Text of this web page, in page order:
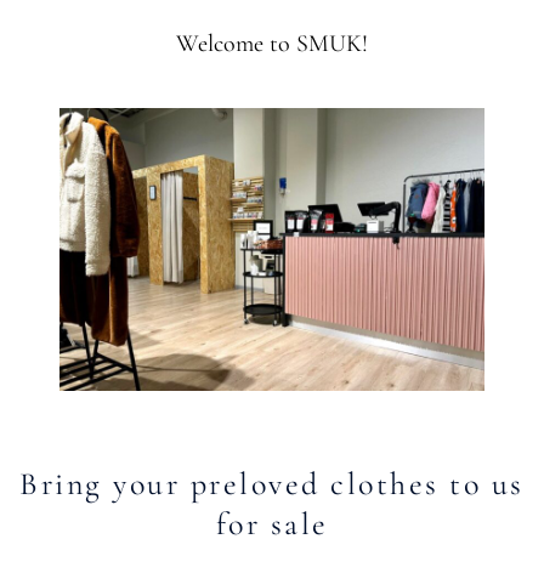
Welcome to SMUK!
Bring your preloved clothes to us
for sale